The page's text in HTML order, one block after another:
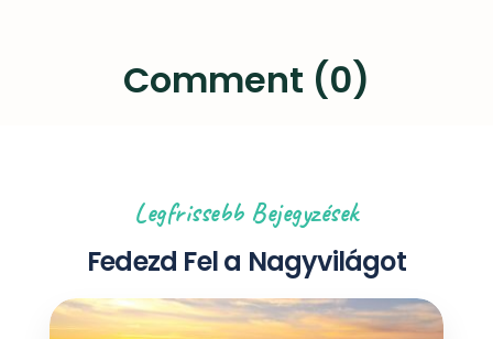
Comment (0)
Legfrissebb Bejegyzések
Fedezd Fel a Nagyvilágot